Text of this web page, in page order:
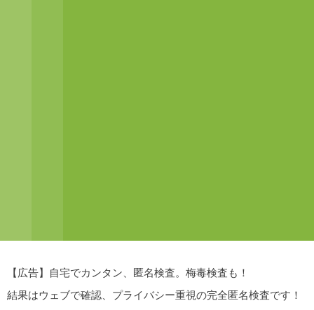
【広告】自宅でカンタン、匿名検査。梅毒検査も！
結果はウェブで確認、プライバシー重視の完全匿名検査です！